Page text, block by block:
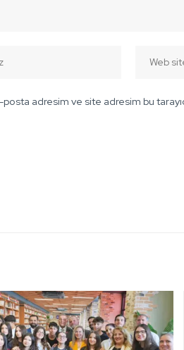
adresim ve site adresim bu